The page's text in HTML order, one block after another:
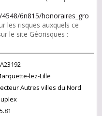
6n815/honoraires_gro
les risques auxquels ce
le site Géorisques :
lez-Lille
Autres villes du Nord